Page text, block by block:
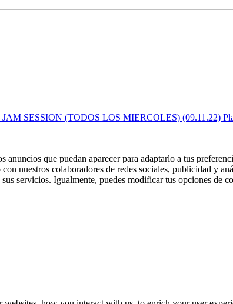
que puedan aparecer para adaptarlo a tus
nuestros colaboradores de redes sociales, publicidad y
servicios. Igualmente, puedes modificar tus opciones de